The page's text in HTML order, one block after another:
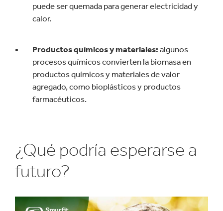
puede ser quemada para generar electricidad y
calor.
Productos químicos y materiales: algunos
procesos químicos convierten la biomasa en
productos químicos y materiales de valor
agregado, como bioplásticos y productos
farmacéuticos.
¿Qué podría esperarse a
futuro?